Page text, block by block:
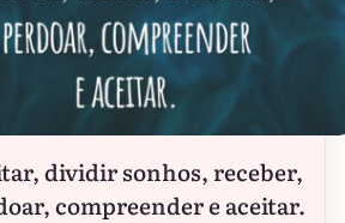
dividir sonhos, receber,
compreender e aceitar.